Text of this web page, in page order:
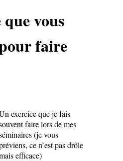
que vous
faire
exercice que je fais
faire lors de mes
(je vous
ce n’est pas drôle
efficace)